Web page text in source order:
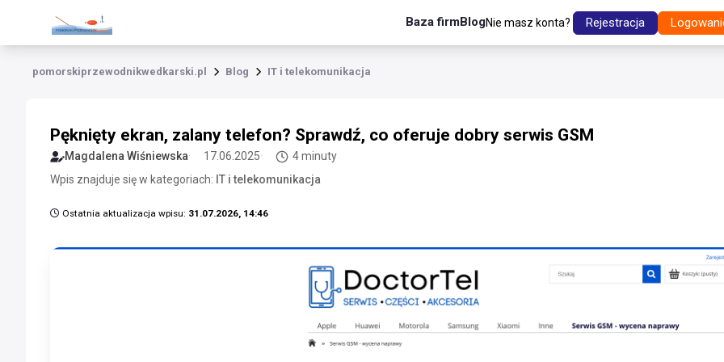
Baza firmBlogNie masz konta? Rejestracja
pomorskiprzewodnikwedkarski.pl Blog IT i telekomunikacja
Pęknięty ekran, zalany telefon? Sprawdź, co oferuje dobry serwis GSM
Magdalena Wiśniewska 17.06.2025
4 minuty
Wpis znajduje się w kategoriach: IT i telekomunikacja
Ostatnia aktualizacja wpisu: 31.07.2026, 14:46